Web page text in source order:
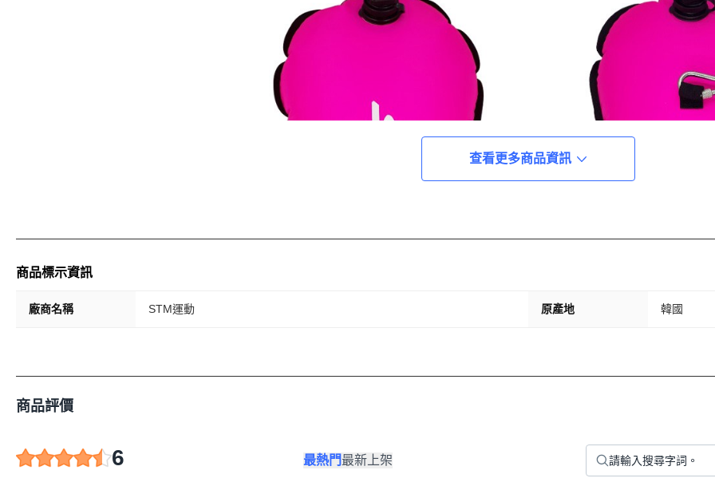
查看更多商品資訊
商品標示資訊
廠商名稱 STM運動 原產地 韓國
商品評價
6 最熱門最新上架